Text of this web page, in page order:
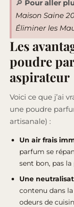
🔎 Pour aller
Maison Saine
Éliminer les
Les
poudre
aspirateur
Voici ce que j’ai
une poudre
artisanale) :
Un air frais
parfum se
sent bon, pas
Une
contenu dans
odeurs de